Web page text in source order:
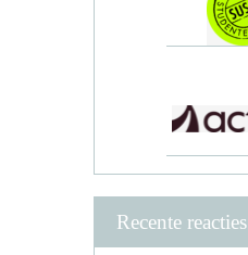
Recente reacties